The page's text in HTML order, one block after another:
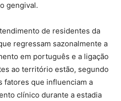
gengival.
de residentes da
regressam sazonalmente a
em português e a ligação
ao território estão, segundo
fatores que influenciam a
clínico durante a estadia